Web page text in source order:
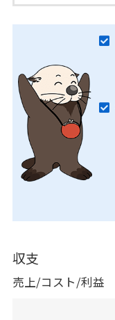
収支
売上/コスト/利益